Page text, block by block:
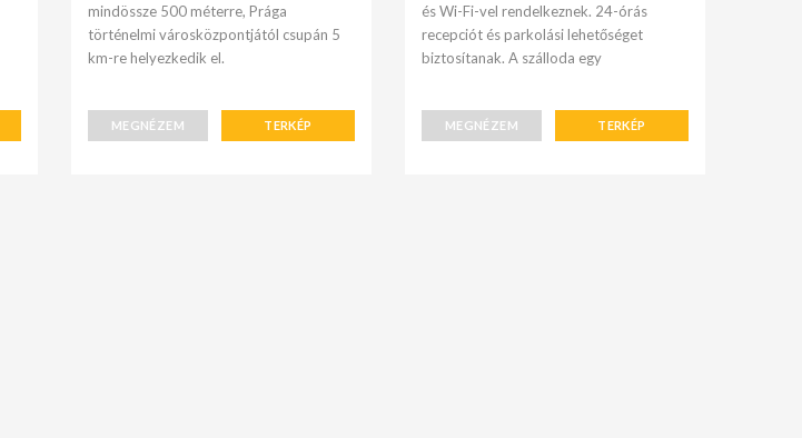
mindössze 500 méterre, Prága
történelmi városközpontjától csupán 5
km-re helyezkedik el.
MEGNÉZEM TERKÉP
és Wi-Fi-vel rendelkeznek. 24-órás
recepciót és parkolási lehetőséget
biztosítanak. A szálloda egy
MEGNÉZEM TERKÉP